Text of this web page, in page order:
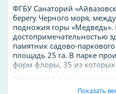
ФГБУ Санаторий
берегу Черного моря,
подножия горы
достопримечательностью
памятник садово-
площадь 25 га. В парке
форм флоры, 35 из
Подлинной жемчужиной
Маслиновая роща с 200-
Показать